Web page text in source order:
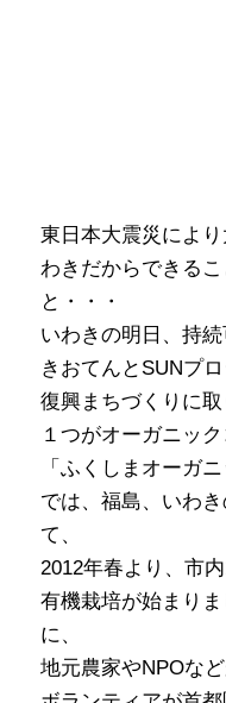
東日本大震災によ
わきだからできる
と・・・
いわきの明日、持
きおてんとSUNプ
復興まちづくりに
１つがオーガニック
「ふくしまオーガ
では、福島、いわ
て、
2012年春より、市
有機栽培が始まり
に、
地元農家やNPOな